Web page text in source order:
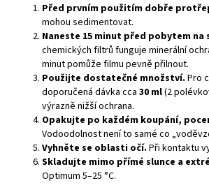
Před prvním použitím dobře
mohou sedimentovat.
Naneste 15 minut před pobytem na
chemických filtrů funguje minerální
minut pomůže filmu pevně přilnout.
Použijte dostatečné množství. Pro
doporučená dávka cca 30 ml(2
výrazně nižší ochrana.
Opakujte po každém koupání,
Vodoodolnost není to samé co
Vyhněte se oblasti očí. Při kontaktu
Skladujte mimo přímé slunce a
Optimum 5–25 °C.